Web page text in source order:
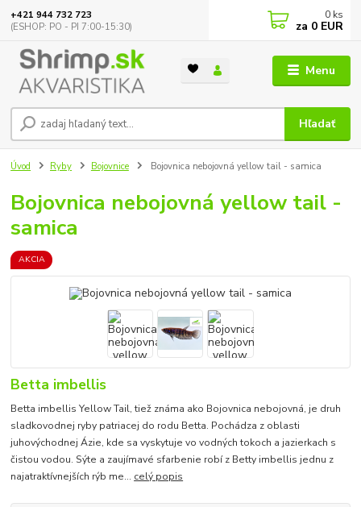
Menu
Hľadať
+421 944 732 723
(ESHOP: PO - PI 7:00-15:30)
0 ks
za 0 EUR
Úvod Ryby Bojovnice Bojovnica nebojovná yellow tail - samica
Bojovnica nebojovná yellow tail -
samica
AKCIA
Betta imbellis
Betta imbellis Yellow Tail, tiež známa ako Bojovnica nebojovná, je druh
sladkovodnej ryby patriacej do rodu Betta. Pochádza z oblasti
juhovýchodnej Ázie, kde sa vyskytuje vo vodných tokoch a jazierkach s
čistou vodou. Sýte a zaujímavé sfarbenie robí z Betty imbellis jednu z
najatraktívnejších rýb me... celý popis